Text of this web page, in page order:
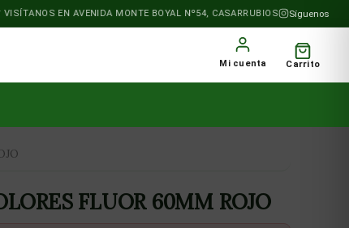
EN AVENIDA MONTE BOYAL Nº54, CASARRUBIOS DEL MONTE
Síguenos
Mi cuenta Carrito
FLUOR 60MM ROJO